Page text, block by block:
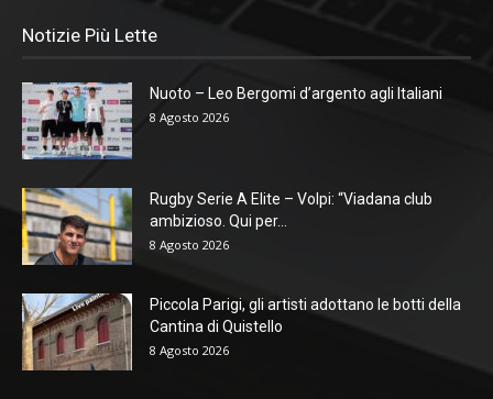
Notizie Più Lette
Nuoto – Leo Bergomi d’argento agli Italiani
8 Agosto 2026
Rugby Serie A Elite – Volpi: “Viadana club
ambizioso. Qui per...
8 Agosto 2026
Piccola Parigi, gli artisti adottano le botti della
Cantina di Quistello
8 Agosto 2026